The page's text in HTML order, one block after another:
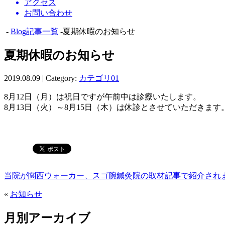
アクセス
お問い合わせ
- Blog記事一覧 -夏期休暇のお知らせ
夏期休暇のお知らせ
2019.08.09 | Category: カテゴリ01
8月12日（月）は祝日ですが午前中は診療いたします。
8月13日（火）～8月15日（木）は休診とさせていただきます。
当院が関西ウォーカー、スゴ腕鍼灸院の取材記事で紹介され
« お知らせ
月別アーカイブ